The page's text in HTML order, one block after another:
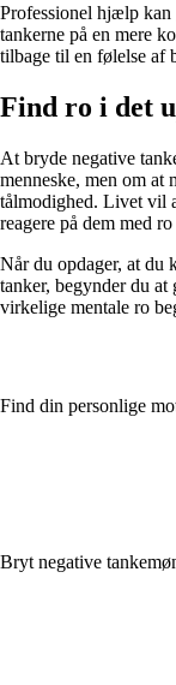
Professionel hjælp kan
tankerne på en mere
tilbage til en følelse af
Find ro i det
At bryde negative
menneske, men om at
tålmodighed. Livet vil
reagere på dem med
Når du opdager, at
tanker, begynder du at
virkelige mentale ro
Find din personlige
Bryt negative